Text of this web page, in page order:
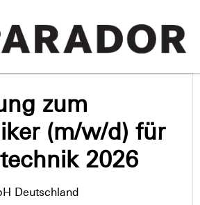
zum
(m/w/d) für
2026
Deutschland